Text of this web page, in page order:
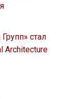
стал
Architecture